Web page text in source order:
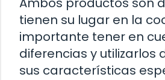
tienen su lugar en la
importante tener en
diferencias y utilizarlos
sus características